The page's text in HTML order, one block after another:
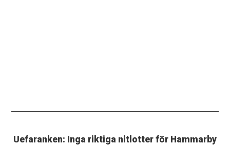
Uefaranken: Inga riktiga nitlotter för Hammarby